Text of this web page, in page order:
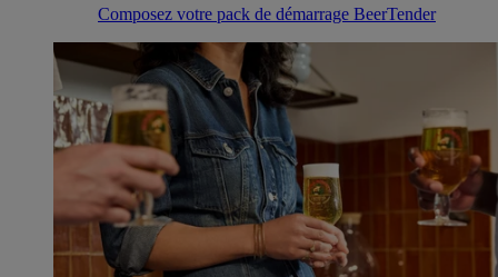
Composez votre pack de démarrage BeerTender